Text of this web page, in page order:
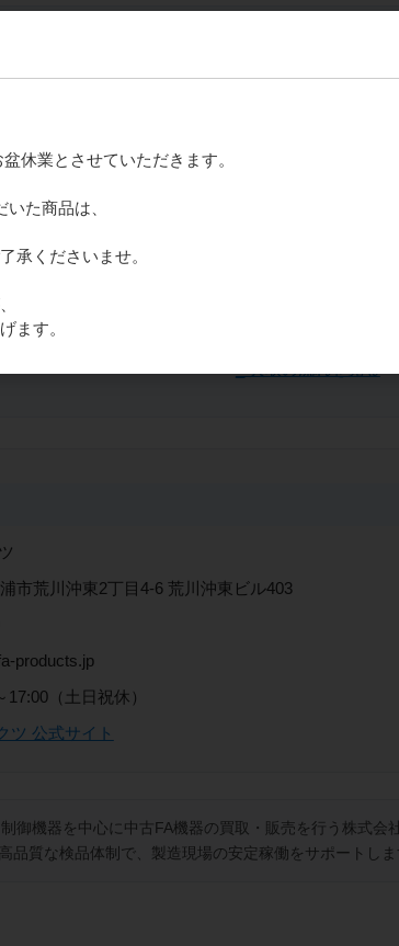
市荒川沖東2丁目4-6 荒川沖東ビル403
products.jp
（土日祝休）
ツ 公式サイト
御機器を中心に中古FA機器の買取・販売を行う株式会
品質な検品体制で、製造現場の安定稼働をサポートしま
休業とさせていただきます。
た商品は、
承くださいませ。
ます。